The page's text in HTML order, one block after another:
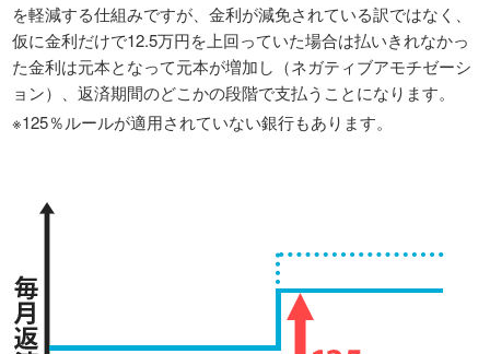
を軽減する仕組みですが、金利が減免されている訳ではなく、
仮に金利だけで12.5万円を上回っていた場合は払いきれなかっ
た金利は元本となって元本が増加し（ネガティブアモチゼーシ
ョン）、返済期間のどこかの段階で支払うことになります。
※125％ルールが適用されていない銀行もあります。